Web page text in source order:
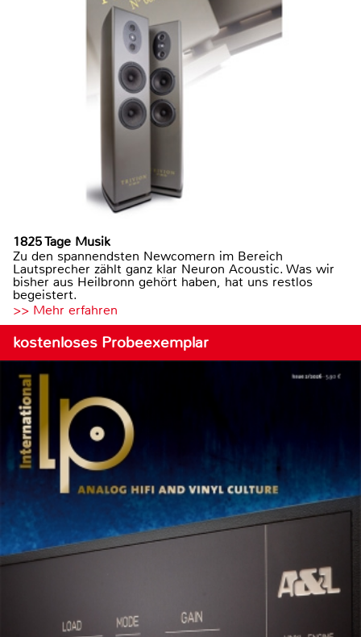
1825 Tage Musik
Zu den spannendsten Newcomern im Bereich
Lautsprecher zählt ganz klar Neuron Acoustic. Was wir
bisher aus Heilbronn gehört haben, hat uns restlos
begeistert.
>> Mehr erfahren
kostenloses Probeexemplar